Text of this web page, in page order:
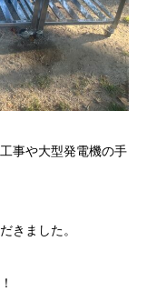
事や大型発電機の手
きました。